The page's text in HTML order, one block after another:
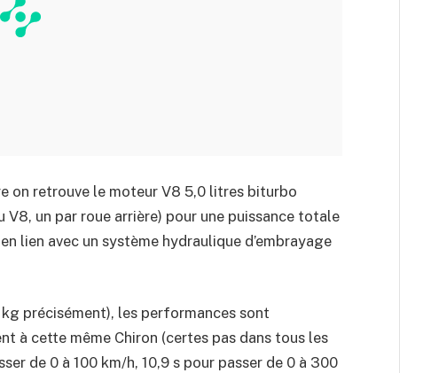
on retrouve le moteur V8 5,0 litres biturbo
un par roue arrière) pour une puissance totale
lien avec un système hydraulique d’embrayage
précisément), les performances sont
à cette même Chiron (certes pas dans tous les
de 0 à 100 km/h, 10,9 s pour passer de 0 à 300